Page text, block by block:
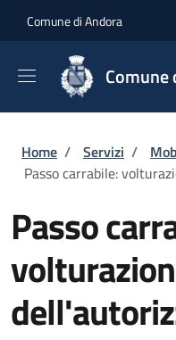
Comune di Andora
Comune
Briciole di
Home / Servizi /
Passo carrabile:
Passo